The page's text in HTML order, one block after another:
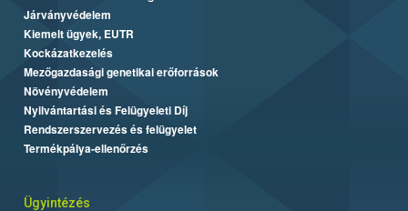
Járványvédelem
Kiemelt ügyek, EUTR
Kockázatkezelés
Mezőgazdasági genetikai erőforrások
Növényvédelem
Nyilvántartási és Felügyeleti Díj
Rendszerszervezés és felügyelet
Termékpálya-ellenőrzés
Ügyintézés